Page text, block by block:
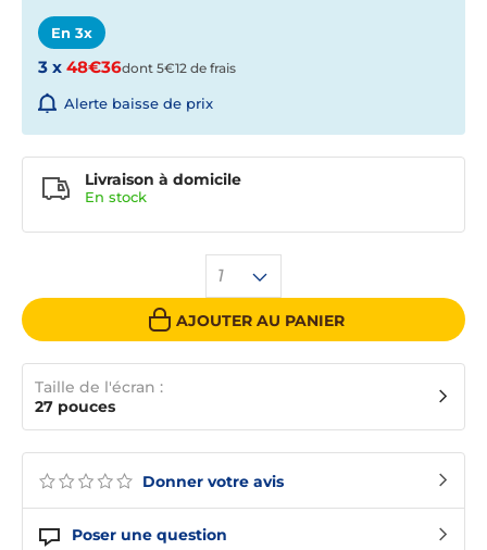
Donner votre avis
Poser une question
En 3x
3 x 48€36dont 5€12 de frais
Alerte baisse de prix
1
AJOUTER AU PANIER
Livraison à domicile
En stock
Taille de l'écran :
27 pouces